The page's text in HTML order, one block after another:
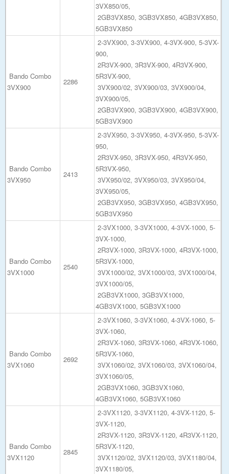
3VX850/05,
2GB3VX850, 3GB3VX850, 4GB3VX850,
5GB3VX850
Bando Combo
3VX900
2286
2-3VX900, 3-3VX900, 4-3VX-900, 5-3VX-
900,
2R3VX-900, 3R3VX-900, 4R3VX-900,
5R3VX-900,
3VX900/02, 3VX900/03, 3VX900/04,
3VX900/05,
2GB3VX900, 3GB3VX900, 4GB3VX900,
5GB3VX900
Bando Combo
3VX950
2413
2-3VX950, 3-3VX950, 4-3VX-950, 5-3VX-
950,
2R3VX-950, 3R3VX-950, 4R3VX-950,
5R3VX-950,
3VX950/02, 3VX950/03, 3VX950/04,
3VX950/05,
2GB3VX950, 3GB3VX950, 4GB3VX950,
5GB3VX950
Bando Combo
3VX1000
2540
2-3VX1000, 3-3VX1000, 4-3VX-1000, 5-
3VX-1000,
2R3VX-1000, 3R3VX-1000, 4R3VX-1000,
5R3VX-1000,
3VX1000/02, 3VX1000/03, 3VX1000/04,
3VX1000/05,
2GB3VX1000, 3GB3VX1000,
4GB3VX1000, 5GB3VX1000
Bando Combo
3VX1060
2692
2-3VX1060, 3-3VX1060, 4-3VX-1060, 5-
3VX-1060,
2R3VX-1060, 3R3VX-1060, 4R3VX-1060,
5R3VX-1060,
3VX1060/02, 3VX1060/03, 3VX1060/04,
3VX1060/05,
2GB3VX1060, 3GB3VX1060,
4GB3VX1060, 5GB3VX1060
Bando Combo
3VX1120
2845
2-3VX1120, 3-3VX1120, 4-3VX-1120, 5-
3VX-1120,
2R3VX-1120, 3R3VX-1120, 4R3VX-1120,
5R3VX-1120,
3VX1120/02, 3VX1120/03, 3VX1180/04,
3VX1180/05,